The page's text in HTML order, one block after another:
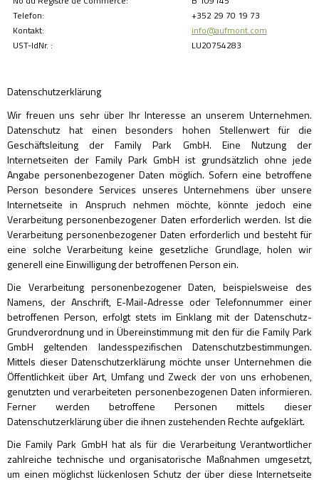
Telefon:
+352 29 70 19 73
Kontakt:
info@aufmont.com
UST-IdNr. :
LU20754283
Datenschutzerklärung
Wir freuen uns sehr über Ihr Interesse an unserem Unternehmen.
Datenschutz hat einen besonders hohen Stellenwert für die
Geschäftsleitung der Family Park GmbH. Eine Nutzung der
Internetseiten der Family Park GmbH ist grundsätzlich ohne jede
Angabe personenbezogener Daten möglich. Sofern eine betroffene
Person besondere Services unseres Unternehmens über unsere
Internetseite in Anspruch nehmen möchte, könnte jedoch eine
Verarbeitung personenbezogener Daten erforderlich werden. Ist die
Verarbeitung personenbezogener Daten erforderlich und besteht für
eine solche Verarbeitung keine gesetzliche Grundlage, holen wir
generell eine Einwilligung der betroffenen Person ein.
Die Verarbeitung personenbezogener Daten, beispielsweise des
Namens, der Anschrift, E-Mail-Adresse oder Telefonnummer einer
betroffenen Person, erfolgt stets im Einklang mit der Datenschutz-
Grundverordnung und in Übereinstimmung mit den für die Family Park
GmbH geltenden landesspezifischen Datenschutzbestimmungen.
Mittels dieser Datenschutzerklärung möchte unser Unternehmen die
Öffentlichkeit über Art, Umfang und Zweck der von uns erhobenen,
genutzten und verarbeiteten personenbezogenen Daten informieren.
Ferner werden betroffene Personen mittels dieser
Datenschutzerklärung über die ihnen zustehenden Rechte aufgeklärt.
Die Family Park GmbH hat als für die Verarbeitung Verantwortlicher
zahlreiche technische und organisatorische Maßnahmen umgesetzt,
um einen möglichst lückenlosen Schutz der über diese Internetseite